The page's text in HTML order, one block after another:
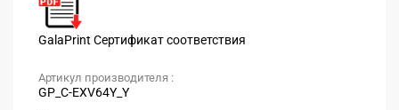
GalaPrint Сертификат соответствия
Артикул производителя :
GP_C-EXV64Y_Y